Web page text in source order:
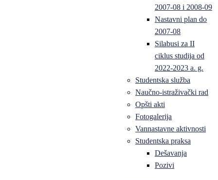
2007-08 i 2008-09
Nastavni plan do
2007-08
Silabusi za II
ciklus studija od
2022-2023 a. g.
Studentska služba
Naučno-istraživački rad
Opšti akti
Fotogalerija
Vannastavne aktivnosti
Studentska praksa
Dešavanja
Pozivi